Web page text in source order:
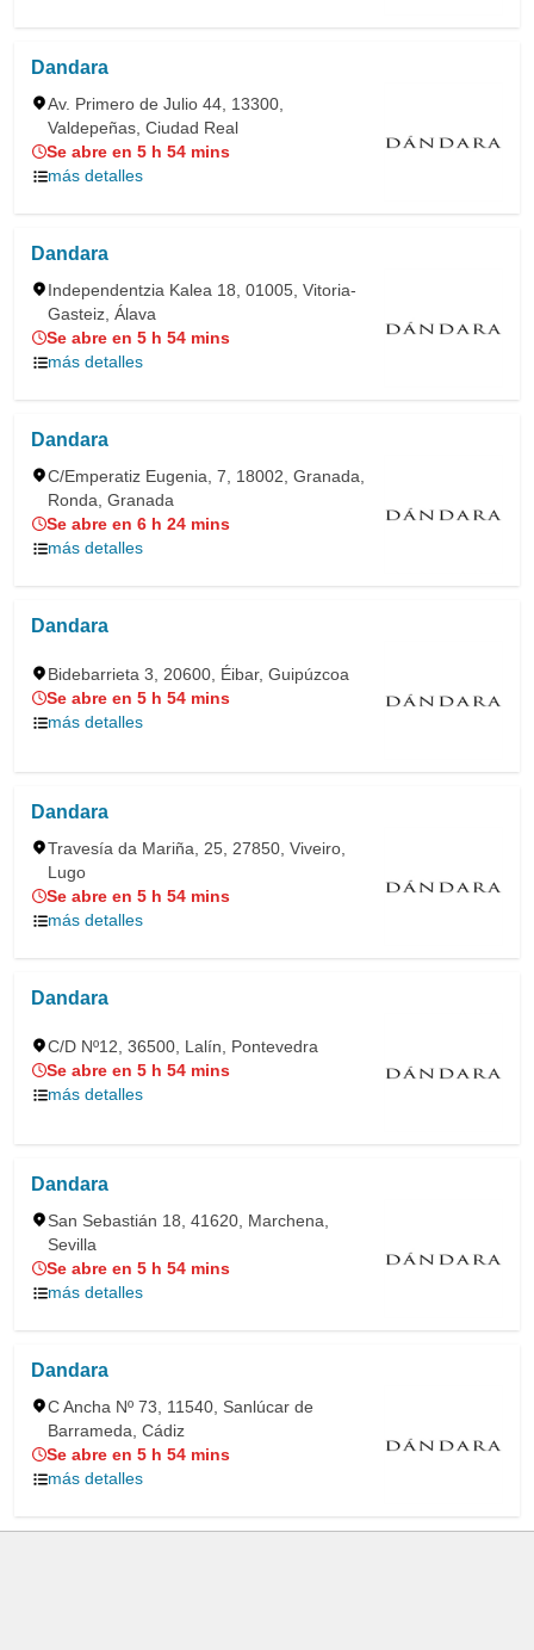
Dandara
Av. Primero de Julio 44, 13300,
Valdepeñas, Ciudad Real
Se abre en 5 h 54 mins
más detalles
Dandara
Independentzia Kalea 18, 01005, Vitoria-
Gasteiz, Álava
Se abre en 5 h 54 mins
más detalles
Dandara
C/Emperatiz Eugenia, 7, 18002, Granada,
Ronda, Granada
Se abre en 6 h 24 mins
más detalles
Dandara
Bidebarrieta 3, 20600, Éibar, Guipúzcoa
Se abre en 5 h 54 mins
más detalles
Dandara
Travesía da Mariña, 25, 27850, Viveiro,
Lugo
Se abre en 5 h 54 mins
más detalles
Dandara
C/D Nº12, 36500, Lalín, Pontevedra
Se abre en 5 h 54 mins
más detalles
Dandara
San Sebastián 18, 41620, Marchena,
Sevilla
Se abre en 5 h 54 mins
más detalles
Dandara
C Ancha Nº 73, 11540, Sanlúcar de
Barrameda, Cádiz
Se abre en 5 h 54 mins
más detalles